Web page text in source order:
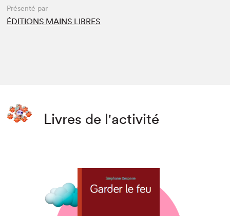
Présenté par
ÉDITIONS MAINS LIBRES
Livres de l'activité